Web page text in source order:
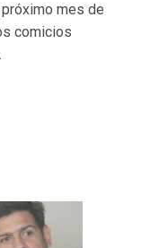
mes de
comicios